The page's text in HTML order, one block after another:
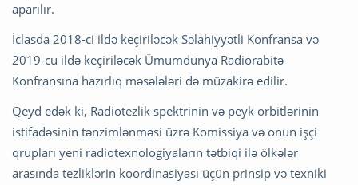
aparılır.
İclasda 2018-ci ildə keçiriləcək Səlahiyyətli Konfransa və
2019-cu ildə keçiriləcək Ümumdünya Radiorabitə
Konfransına hazırlıq məsələləri də müzakirə edilir.
Qeyd edək ki, Radiotezlik spektrinin və peyk orbitlərinin
istifadəsinin tənzimlənməsi üzrə Komissiya və onun işçi
qrupları yeni radiotexnologiyaların tətbiqi ilə ölkələr
arasında tezliklərin koordinasiyası üçün prinsip və texniki